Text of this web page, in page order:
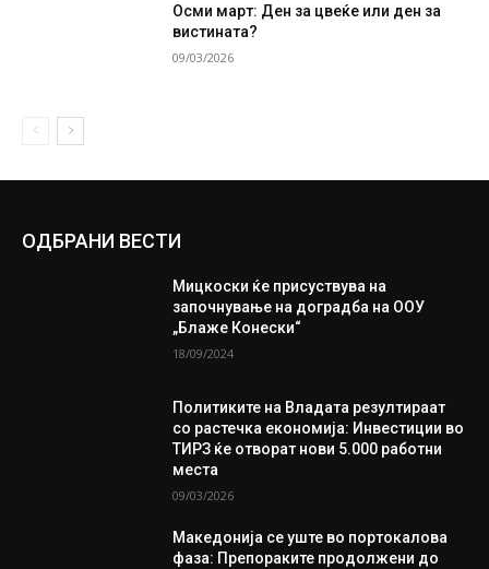
Осми март: Ден за цвеќе или ден за
вистината?
09/03/2026
ОДБРАНИ ВЕСТИ
Мицкоски ќе присуствува на
започнување на доградба на ООУ
„Блаже Конески“
18/09/2024
Политиките на Владата резултираат
со растечка економија: Инвестиции во
ТИРЗ ќе отворат нови 5.000 работни
места
09/03/2026
Македонија се уште во портокалова
фаза: Препораките продолжени до